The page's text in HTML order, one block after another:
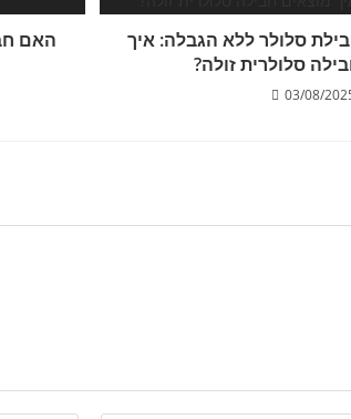
האם
סלולר ללא הגבלה: איך
סלולרית זולה?
03/08/